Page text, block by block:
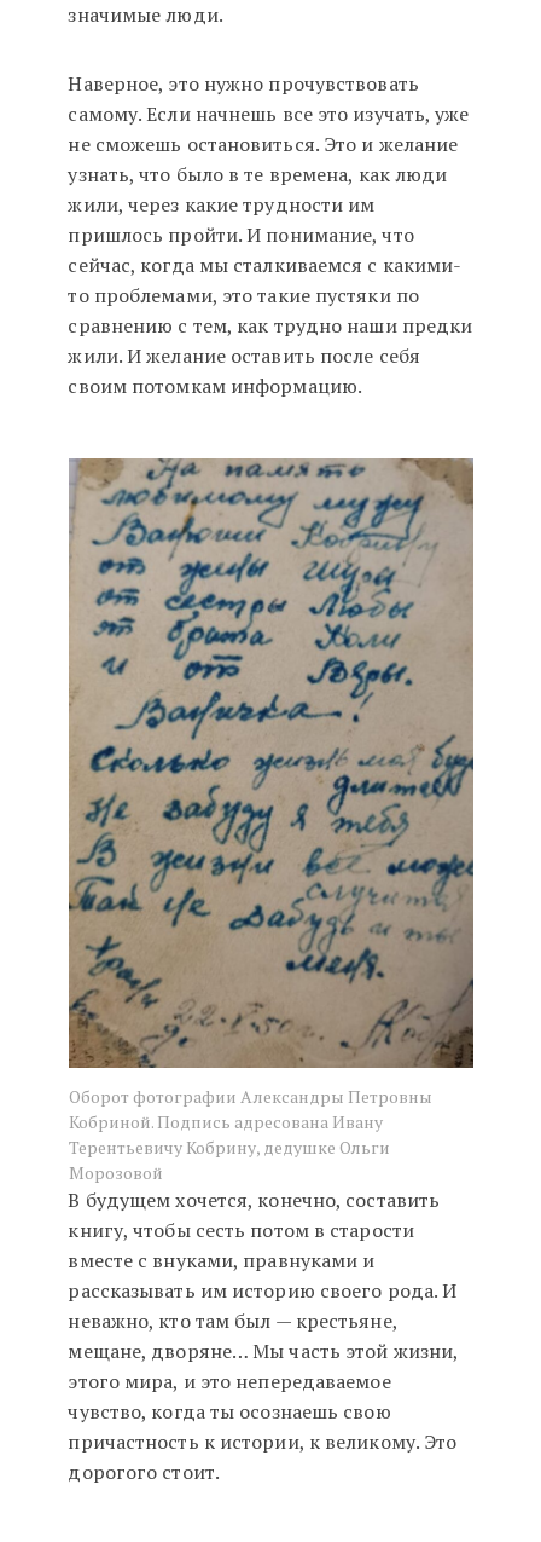
значимые люди.
Наверное, это нужно прочувствовать
самому. Если начнешь все это изучать, уже
не сможешь остановиться. Это и желание
узнать, что было в те времена, как люди
жили, через какие трудности им
пришлось пройти. И понимание, что
сейчас, когда мы сталкиваемся с какими-
то проблемами, это такие пустяки по
сравнению с тем, как трудно наши предки
жили. И желание оставить после себя
своим потомкам информацию.
Оборот фотографии Александры Петровны
Кобриной. Подпись адресована Ивану
Терентьевичу Кобрину, дедушке Ольги
Морозовой
В будущем хочется, конечно, составить
книгу, чтобы сесть потом в старости
вместе с внуками, правнуками и
рассказывать им историю своего рода. И
неважно, кто там был — крестьяне,
мещане, дворяне… Мы часть этой жизни,
этого мира, и это непередаваемое
чувство, когда ты осознаешь свою
причастность к истории, к великому. Это
дорогого стоит.